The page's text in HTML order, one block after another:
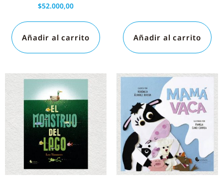
$52.000,00
Añadir al carrito Añadir al carrito